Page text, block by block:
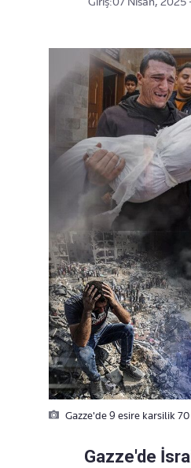
Gazze'de 9 esire karsilik
Gazze'de